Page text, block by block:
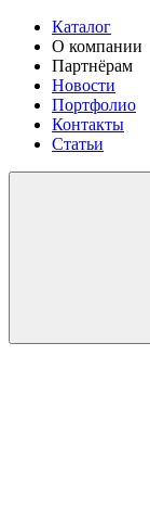
Каталог
О компании
Партнёрам
Новости
Портфолио
Контакты
Статьи